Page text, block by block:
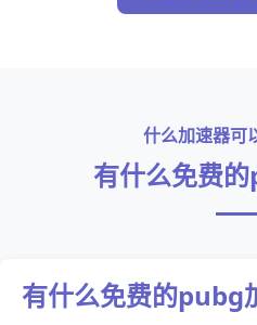
什么加速器可
有什么免费
有什么免费的pubg